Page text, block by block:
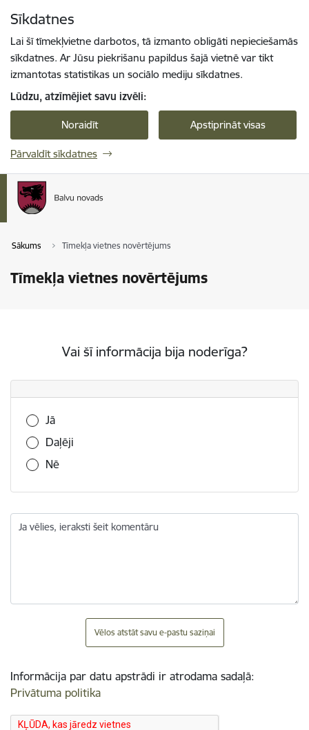
Sīkdatnes
Lai šī tīmekļvietne darbotos, tā izmanto obligāti nepieciešamās
sīkdatnes. Ar Jūsu piekrišanu papildus šajā vietnē var tikt
izmantotas statistikas un sociālo mediju sīkdatnes.
Lūdzu, atzīmējiet savu izvēli:
Noraidīt Apstiprināt visas
Pārvaldīt sīkdatnes
Sākums Tīmekļa vietnes novērtējums
Tīmekļa vietnes novērtējums
Vai šī informācija bija noderīga?
Vai šī informācija bija noderīga?
Jā
Daļēji
Nē
Ja vēlies, ieraksti šeit komentāru
Vēlos atstāt savu e-pastu saziņai
Informācija par datu apstrādi ir atrodama sadaļā:
Privātuma politika